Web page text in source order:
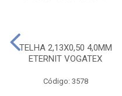
TELHA 2,13X0,50 4,0MM
ETERNIT VOGATEX
Código: 3578